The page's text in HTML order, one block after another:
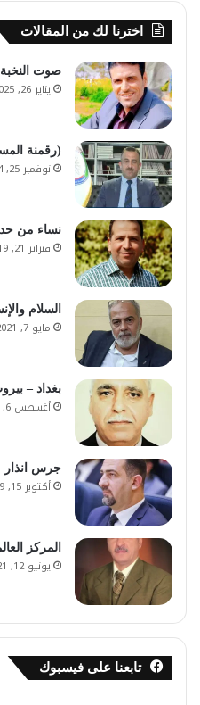
اخترنا لك من المقالات
صوت
يناير 26, 2025
(رقمنة
نوفمبر 25, 2024
نساء من
فبراير 21, 2019
السلام
مايو 7, 2021
بغداد –
أغسطس 6, 2020
جرس انذار
أكتوبر 15, 2019
المركز
يونيو 12, 2021
تابعنا على فيسبوك